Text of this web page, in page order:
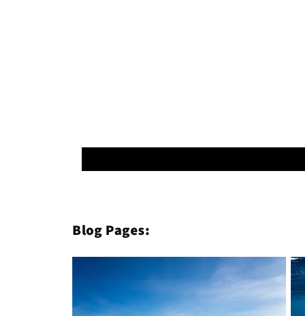
Blog Pages: